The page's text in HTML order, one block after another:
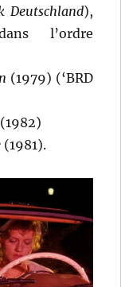
Deutschland),
l’ordre
(1979) (‘BRD
(1982)
(1981).